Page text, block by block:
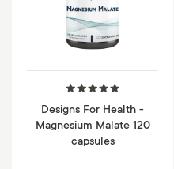
Designs For Health -
Magnesium Malate 120
capsules